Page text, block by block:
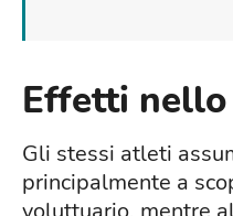
Effetti
Gli stessi atleti
principalmente a